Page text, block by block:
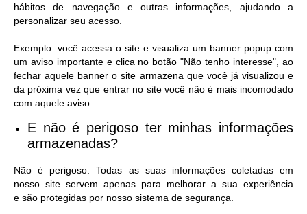
hábitos de navegação e outras informações, ajudando a
personalizar seu acesso.
Exemplo: você acessa o site e visualiza um banner popup com
um aviso importante e clica no botão "Não tenho interesse", ao
fechar aquele banner o site armazena que você já visualizou e
da próxima vez que entrar no site você não é mais incomodado
com aquele aviso.
E não é perigoso ter minhas informações
armazenadas?
Não é perigoso. Todas as suas informações coletadas em
nosso site servem apenas para melhorar a sua experiência
e são protegidas por nosso sistema de segurança.